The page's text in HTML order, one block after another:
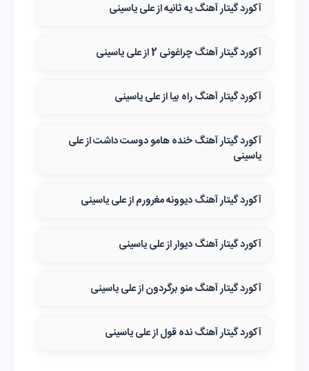
آکورد گیتار آهنگ یه ثانیه از علی یاسینی
آکورد گیتار آهنگ چراغونی 2 از علی یاسینی
آکورد گیتار آهنگ راه بیا از علی یاسینی
آکورد گیتار آهنگ خنده هامو دوست داشت از علی
یاسینی
آکورد گیتار آهنگ دیوونه مغرورم از علی یاسینی
آکورد گیتار آهنگ دیوار از علی یاسینی
آکورد گیتار آهنگ منو برگردون از علی یاسینی
آکورد گیتار آهنگ نده قول از علی یاسینی